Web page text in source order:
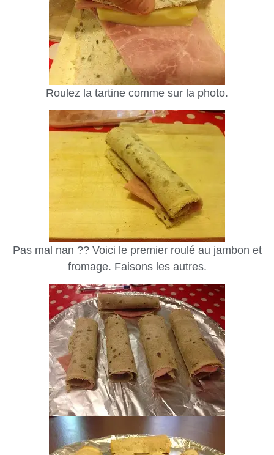
Roulez la tartine comme sur la photo.
Pas mal nan ?? Voici le premier roulé au jambon et
fromage. Faisons les autres.